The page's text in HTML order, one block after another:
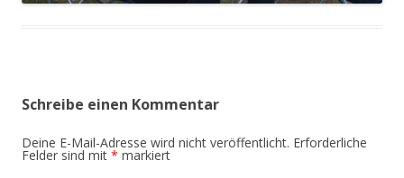
Schreibe einen Kommentar
Deine E-Mail-Adresse wird nicht veröffentlicht. Erforderliche
Felder sind mit * markiert